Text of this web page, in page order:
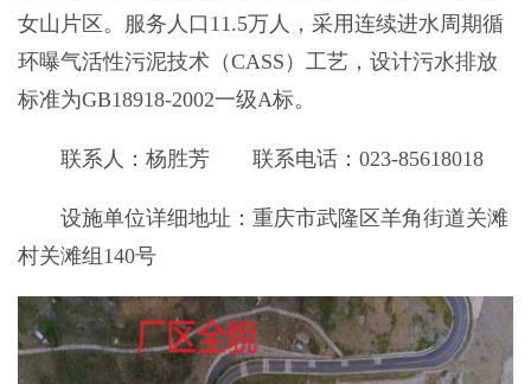
女山片区。服务人口11.5万人，采用连续进水周期循
环曝气活性污泥技术（CASS）工艺，设计污水排放
标准为GB18918-2002一级A标。
联系人：杨胜芳 联系电话：023-85618018
设施单位详细地址：重庆市武隆区羊角街道关滩
村关滩组140号